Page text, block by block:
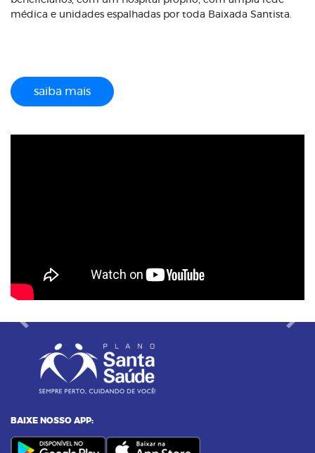
médica e unidades espalhadas por toda Baixada Santista.
saiba mais
Previous Next
BAIXE NOSSO APP: